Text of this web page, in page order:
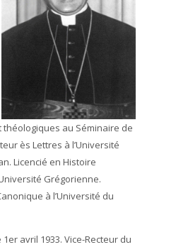
au Séminaire de
ès Lettres à l’Université
Licencié en Histoire
Grégorienne.
à l’Université du
avril 1933. Vice-Recteur du